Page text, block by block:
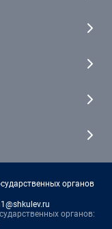
органов
органов: